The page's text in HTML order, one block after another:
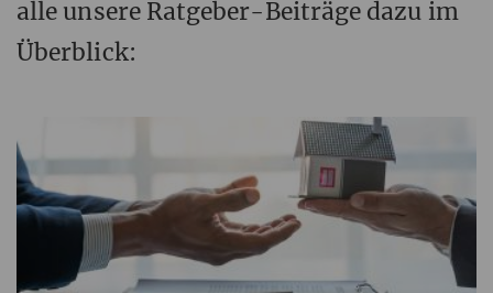
alle unsere Ratgeber-Beiträge dazu im
Überblick: